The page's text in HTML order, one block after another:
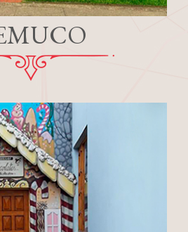
1456
0684
continuado de
horas.